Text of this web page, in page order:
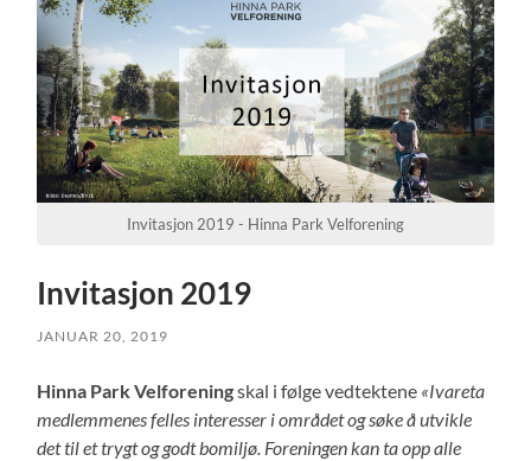
Invitasjon 2019 - Hinna Park Velforening
Invitasjon 2019
JANUAR 20, 2019
Hinna Park Velforeningskal i følge vedtektene «Ivareta
medlemmenes felles interesser i området og søke å utvikle
det til et trygt og godt bomiljø. Foreningen kan ta opp alle